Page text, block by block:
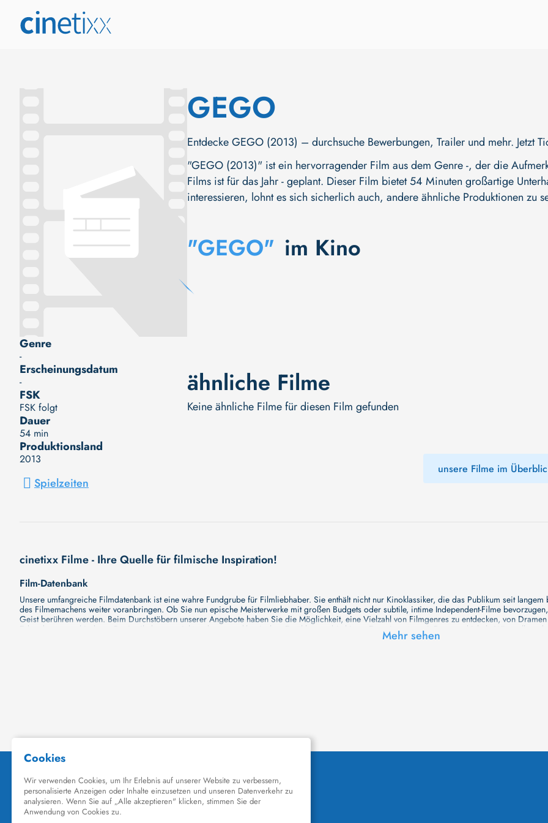
Genre
-
Erscheinungsdatum
-
FSK
FSK folgt
Dauer
54 min
Produktionsland
2013
Spielzeiten
GEGO
Entdecke GEGO (2013) – durchsuche Bewerbungen, Trailer und mehr. Jetzt
"GEGO (2013)" ist ein hervorragender Film aus dem Genre -, der die
Films ist für das Jahr - geplant. Dieser Film bietet 54 Minuten großartige
interessieren, lohnt es sich sicherlich auch, andere ähnliche Produktionen zu
"GEGO" im Kino
ähnliche Filme
Keine ähnliche Filme für diesen Film gefunden
unsere Filme im
cinetixx Filme - Ihre Quelle für filmische Inspiration!
Film-Datenbank
Unsere umfangreiche Filmdatenbank ist eine wahre Fundgrube für Filmliebhaber. Sie enthält nicht nur Kinoklassiker, die das Publikum seit
des Filmemachens weiter voranbringen. Ob Sie nun epische Meisterwerke mit großen Budgets oder subtile, intime Independent-Filme
Geist berühren werden. Beim Durchstöbern unserer Angebote haben Sie die Möglichkeit, eine Vielzahl von Filmgenres zu entdecken, von
Erkundung verschiedener Regiestile kommt nicht zu kurz, von klassischen Erzählungen bis hin zu Experimenten mit Form und Inhalt. Wir wollen,
Hollywood-Hits findet. Natürlich gibt es auch diese, aber darüber hinaus bemühen wir uns, Meisterwerke des unabhängigen Kinos zu zeigen,
hinzufügen. Mit uns können Sie Ihr Wissen über Ihre Lieblingskünstler und ihr filmisches Schaffen vertiefen, was das Ansehen von Filmen zu
Datenbank mit Schauspielern zu erkunden und ihre außergewöhnlichen Werke zu entdecken!
Kino-Datenbank
Planen Sie bald einen Kinobesuch? Ob Sie nun Lust auf eine große Premiere in einem hochmodernen Kinosaal haben oder die Atmosphäre
Kinodatenbank finden Sie alle Informationen, die Sie brauchen. Wir von cinetixx Filme laden Sie ein, sich über das Programm der
Filme zu sehen und Ihre Tickets online zu buchen. Dank unserer Plattform können Sie ganz einfach herausfinden, welches Kino in Ihrer Nähe die
Independent-Filmen oder Klassikern spezialisiert hat. Unsere Datenbank bietet eine Vielzahl von Informationen über Kinos, vom Standort bis zu
Mehr sehen